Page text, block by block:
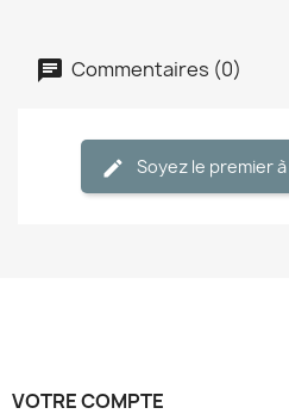
Commentaires (0)
Soyez le premier
VOTRE COMPTE